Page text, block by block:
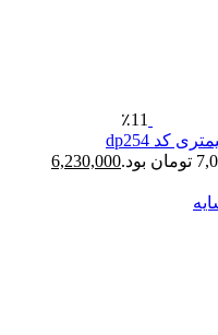
٪11
6,230,000